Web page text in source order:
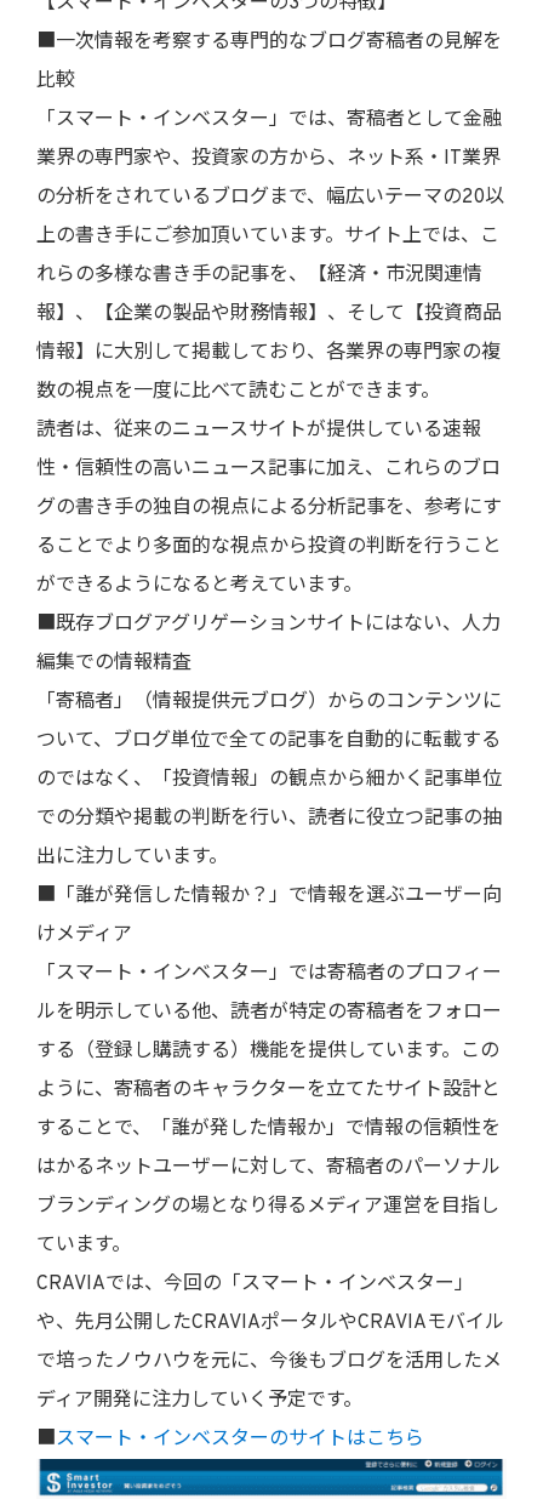
■一次情報を考察する専門的なブログ寄稿者の見解を
比較
「スマート・インベスター」では、寄稿者として金融
業界の専門家や、投資家の方から、ネット系・IT業界
の分析をされているブログまで、幅広いテーマの20以
上の書き手にご参加頂いています。サイト上では、こ
れらの多様な書き手の記事を、【経済・市況関連情
報】、【企業の製品や財務情報】、そして【投資商品
情報】に大別して掲載しており、各業界の専門家の複
数の視点を一度に比べて読むことができます。
読者は、従来のニュースサイトが提供している速報
性・信頼性の高いニュース記事に加え、これらのブロ
グの書き手の独自の視点による分析記事を、参考にす
ることでより多面的な視点から投資の判断を行うこと
ができるようになると考えています。
■既存ブログアグリゲーションサイトにはない、人力
編集での情報精査
「寄稿者」（情報提供元ブログ）からのコンテンツに
ついて、ブログ単位で全ての記事を自動的に転載する
のではなく、「投資情報」の観点から細かく記事単位
での分類や掲載の判断を行い、読者に役立つ記事の抽
出に注力しています。
■「誰が発信した情報か？」で情報を選ぶユーザー向
けメディア
「スマート・インベスター」では寄稿者のプロフィー
ルを明示している他、読者が特定の寄稿者をフォロー
する（登録し購読する）機能を提供しています。この
ように、寄稿者のキャラクターを立てたサイト設計と
することで、「誰が発した情報か」で情報の信頼性を
はかるネットユーザーに対して、寄稿者のパーソナル
ブランディングの場となり得るメディア運営を目指し
ています。
CRAVIAでは、今回の「スマート・インベスター」
や、先月公開したCRAVIAポータルやCRAVIAモバイル
で培ったノウハウを元に、今後もブログを活用したメ
ディア開発に注力していく予定です。
■スマート・インベスターのサイトはこちら